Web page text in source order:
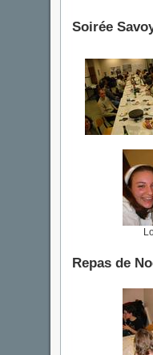
Soirée
Repas de